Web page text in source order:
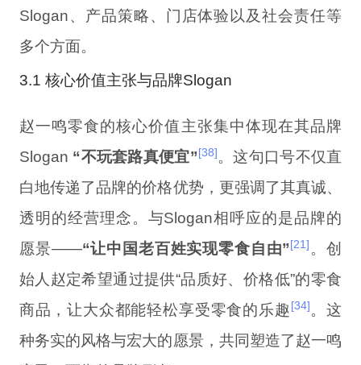
Slogan、产品策略、门店体验以及社会责任等
多个方面。
3.1 核心价值主张与品牌Slogan
赵一鸣零食的核心价值主张集中体现在其品牌
Slogan “不玩套路真便宜”[38]。这句口号不仅直
白地传递了品牌的价格优势，更强调了其真诚、
透明的经营理念。与Slogan相呼应的是品牌的
愿景——“让中国老百姓实现零食自由”[21] 。创
始人赵定希望通过提供“品质好、价格低”的零食
商品，让大众都能轻松享受零食的乐趣[34]。这
种务实的风格与宏大的愿景，共同塑造了赵一鸣